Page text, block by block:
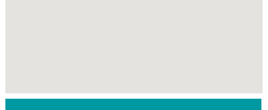
Profilbild wird demnächst vom Veranstalter hinzugefügt.